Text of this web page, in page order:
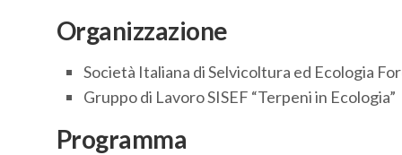
Organizzazione
Società Italiana di Selvicoltura ed Ecologia
Gruppo di Lavoro SISEF “Terpeni in Ecologia”
Programma